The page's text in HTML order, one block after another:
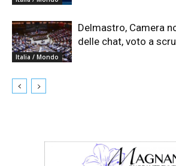
Italia / Mondo
Delmastro, Camera
delle chat, voto a